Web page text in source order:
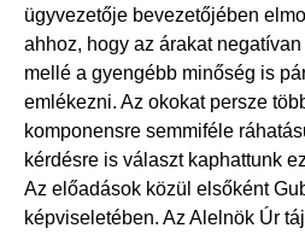
ügyvezetője bevezetőjében
ahhoz, hogy az árakat
mellé a gyengébb minőség is
emlékezni. Az okokat persze
komponensre semmiféle
kérdésre is választ kaphattunk
Az előadások közül elsőként
képviseletében. Az Alelnök Úr